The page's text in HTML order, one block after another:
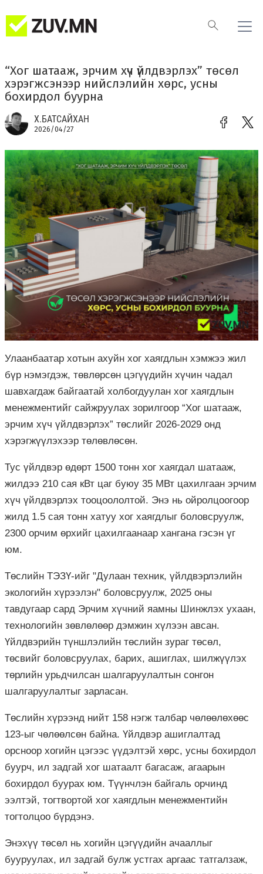
“Хог шатааж, эрчим хүч үйлдвэрлэх” төсөл
хэрэгжсэнээр нийслэлийн хөрс, усны
бохирдол буурна
Х.БАТСАЙХАН
2026/04/27
Улаанбаатар хотын ахуйн хог хаягдлын хэмжээ жил
бүр нэмэгдэж, төвлөрсөн цэгүүдийн хүчин чадал
шавхагдаж байгаатай холбогдуулан хог хаягдлын
менежментийг сайжруулах зорилгоор “Хог шатааж,
эрчим хүч үйлдвэрлэх” төслийг 2026-2029 онд
хэрэгжүүлэхээр төлөвлөсөн.
Тус үйлдвэр өдөрт 1500 тонн хог хаягдал шатааж,
жилдээ 210 сая кВт цаг буюу 35 МВт цахилгаан эрчим
хүч үйлдвэрлэх тооцоололтой. Энэ нь ойролцоогоор
жилд 1.5 сая тонн хатуу хог хаягдлыг боловсруулж,
2300 орчим өрхийг цахилгаанаар хангана гэсэн үг
юм.
Төслийн ТЭЗҮ-ийг "Дулаан техник, үйлдвэрлэлийн
экологийн хүрээлэн" боловсруулж, 2025 оны
тавдугаар сард Эрчим хүчний яамны Шинжлэх ухаан,
технологийн зөвлөлөөр дэмжин хүлээн авсан.
Үйлдвэрийн түншлэлийн төслийн зураг төсөл,
төсвийг боловсруулах, барих, ашиглах, шилжүүлэх
төрлийн урьдчилсан шалгаруулалтын сонгон
шалгаруулалтыг зарласан.
Төслийн хүрээнд нийт 158 нэгж талбар чөлөөлөхөөс
123-ыг чөлөөлсөн байна. Үйлдвэр ашиглалтад
орсноор хогийн цэгээс үүдэлтэй хөрс, усны бохирдол
буурч, ил задгай хог шатаалт багасаж, агаарын
бохирдол буурах юм. Түүнчлэн байгаль орчинд
ээлтэй, тогтвортой хог хаягдлын менежментийн
тогтолцоо бүрдэнэ.
Энэхүү төсөл нь хогийн цэгүүдийн ачааллыг
бууруулах, ил задгай булж устгах аргаас татгалзаж,